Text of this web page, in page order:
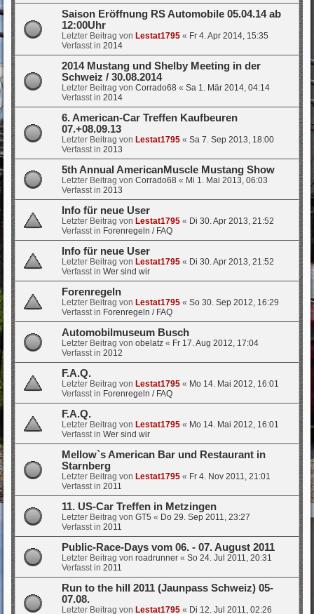
Saison Eröffnung RS Automobile 05.04.14 ab
12:00Uhr
Letzter Beitrag von Lestat1795 « Fr 4. Apr 2014, 15:35
Verfasst in 2014
2014 Mustang und Shelby Meeting in der
Schweiz / 30.08.2014
Letzter Beitrag von Corrado68 « Sa 1. Mär 2014, 04:14
Verfasst in 2014
6. American-Car Treffen Kaufbeuren
07.+08.09.13
Letzter Beitrag von Lestat1795 « Sa 7. Sep 2013, 18:00
Verfasst in 2013
5th Annual AmericanMuscle Mustang Show
Letzter Beitrag von Corrado68 « Mi 1. Mai 2013, 06:03
Verfasst in 2013
Info für neue User
Letzter Beitrag von Lestat1795 « Di 30. Apr 2013, 21:52
Verfasst in Forenregeln / FAQ
Info für neue User
Letzter Beitrag von Lestat1795 « Di 30. Apr 2013, 21:52
Verfasst in Wer sind wir
Forenregeln
Letzter Beitrag von Lestat1795 « So 30. Sep 2012, 16:29
Verfasst in Forenregeln / FAQ
Automobilmuseum Busch
Letzter Beitrag von obelatz « Fr 17. Aug 2012, 17:04
Verfasst in 2012
F.A.Q.
Letzter Beitrag von Lestat1795 « Mo 14. Mai 2012, 16:01
Verfasst in Forenregeln / FAQ
F.A.Q.
Letzter Beitrag von Lestat1795 « Mo 14. Mai 2012, 16:01
Verfasst in Wer sind wir
Mellow`s American Bar und Restaurant in
Starnberg
Letzter Beitrag von Lestat1795 « Fr 4. Nov 2011, 21:01
Verfasst in 2011
11. US-Car Treffen in Metzingen
Letzter Beitrag von GT5 « Do 29. Sep 2011, 23:27
Verfasst in 2011
Public-Race-Days vom 06. - 07. August 2011
Letzter Beitrag von roadrunner « So 24. Jul 2011, 20:31
Verfasst in 2011
Run to the hill 2011 (Jaunpass Schweiz) 05-
07.08.
Letzter Beitrag von Lestat1795 « Di 12. Jul 2011, 02:26